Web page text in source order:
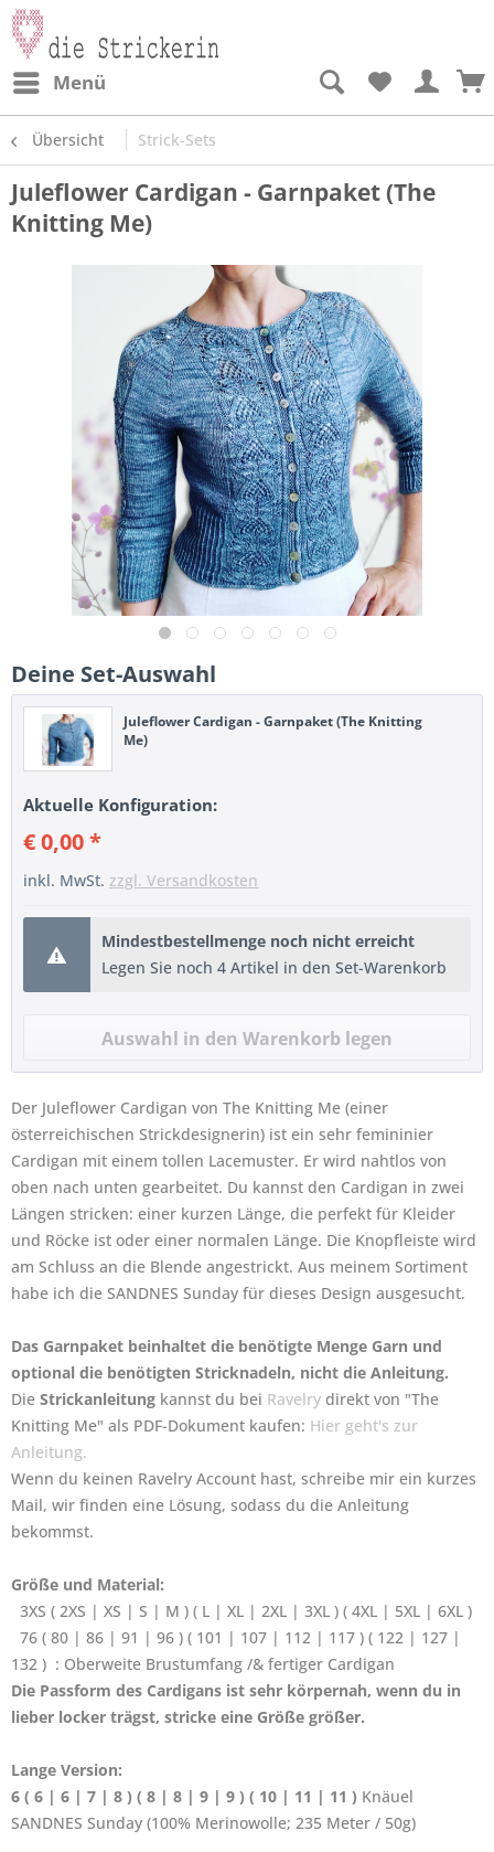
Menü
Übersicht Strick-Sets
Juleflower Cardigan - Garnpaket (The
Knitting Me)
Deine Set-Auswahl
Juleflower Cardigan - Garnpaket (The Knitting
Me)
Aktuelle Konfiguration:
€ 0,00 *
inkl. MwSt. zzgl. Versandkosten
Mindestbestellmenge noch nicht erreicht
Legen Sie noch 4 Artikel in den Set-Warenkorb
Der Juleflower Cardigan von The Knitting Me (einer
österreichischen Strickdesignerin) ist ein sehr femininier
Cardigan mit einem tollen Lacemuster. Er wird nahtlos von
oben nach unten gearbeitet. Du kannst den Cardigan in zwei
Längen stricken: einer kurzen Länge, die perfekt für Kleider
und Röcke ist oder einer normalen Länge. Die Knopfleiste wird
am Schluss an die Blende angestrickt. Aus meinem Sortiment
habe ich die SANDNES Sunday für dieses Design ausgesucht.
Das Garnpaket beinhaltet die benötigte Menge Garn und
optional die benötigten Stricknadeln, nicht die Anleitung.
Die Strickanleitung kannst du bei Ravelry direkt von "The
Knitting Me" als PDF-Dokument kaufen: Hier geht's zur
Anleitung.
Wenn du keinen Ravelry Account hast, schreibe mir ein kurzes
Mail, wir finden eine Lösung, sodass du die Anleitung
bekommst.
Größe und Material:
3XS ( 2XS | XS | S | M ) ( L | XL | 2XL | 3XL ) ( 4XL | 5XL | 6XL )
76 ( 80 | 86 | 91 | 96 ) ( 101 | 107 | 112 | 117 ) ( 122 | 127 |
132 ) : Oberweite Brustumfang /& fertiger Cardigan
Die Passform des Cardigans ist sehr körpernah, wenn du in
lieber locker trägst, stricke eine Größe größer.
Lange Version:
6 ( 6 | 6 | 7 | 8 ) ( 8 | 8 | 9 | 9 ) ( 10 | 11 | 11 ) Knäuel
SANDNES Sunday (100% Merinowolle; 235 Meter / 50g)